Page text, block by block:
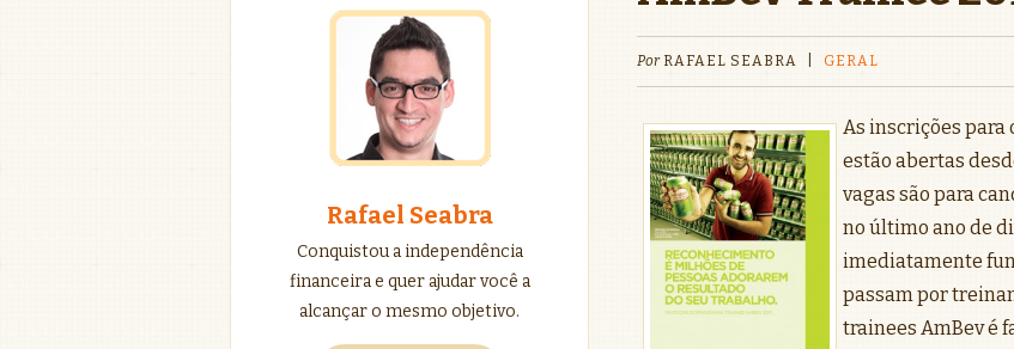
Por RAFAEL SEABRA GERAL
As inscrições para
estão abertas
vagas são para
no último ano de
imediatamente
passam por
trainees AmBev é
Rafael Seabra
Conquistou a independência
financeira e quer ajudar você a
alcançar o mesmo objetivo.